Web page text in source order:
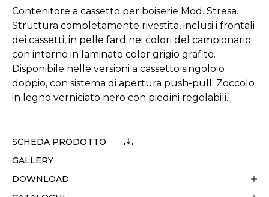
Contenitore a cassetto per boiserie Mod. Stresa.
Struttura completamente rivestita, inclusi i frontali
dei cassetti, in pelle fard nei colori del campionario
con interno in laminato color grigio grafite.
Disponibile nelle versioni a cassetto singolo o
doppio, con sistema di apertura push-pull. Zoccolo
in legno verniciato nero con piedini regolabili.
SCHEDA PRODOTTO
GALLERY
DOWNLOAD